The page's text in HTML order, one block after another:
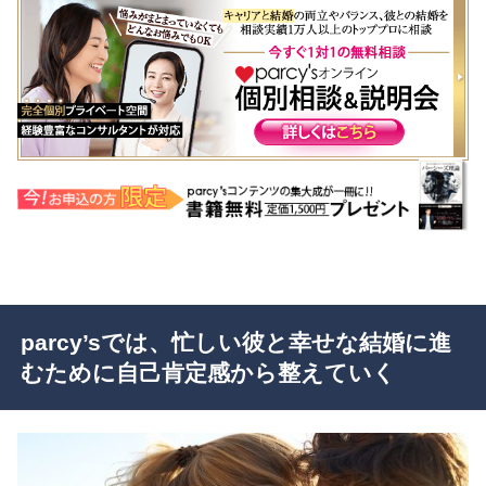
parcy’sでは、忙しい彼と幸せな結婚に進
むために自己肯定感から整えていく